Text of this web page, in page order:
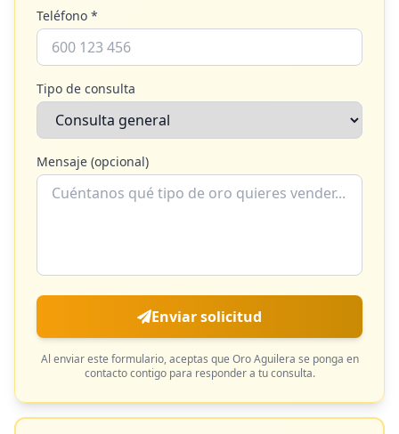
Teléfono *
Tipo de consulta
Mensaje (opcional)
Enviar solicitud
Al enviar este formulario, aceptas que Oro Aguilera se ponga en
contacto contigo para responder a tu consulta.